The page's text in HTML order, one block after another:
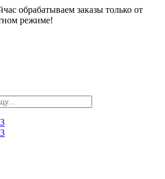
обрабатываем заказы только от
режиме!